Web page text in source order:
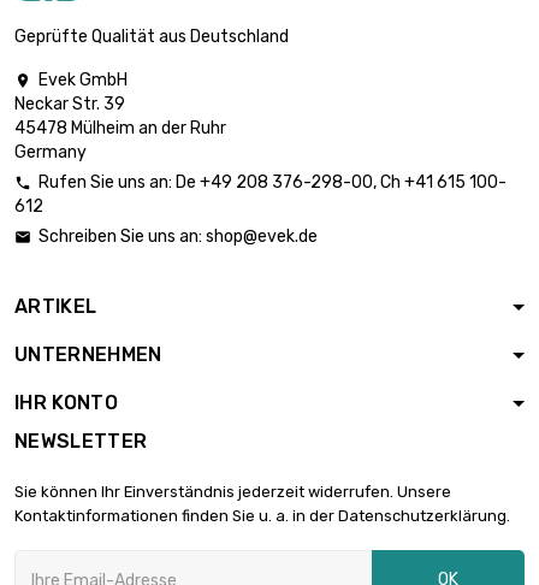
Durchmesser :
25mm (≈63/64
981,39 €
Länge : 1 Meter x 5
st/pc
26mm (≈1.023
Länge : 1 Meter x 5
27mm (≈1.06 inch)
Länge : 1 Meter x 5
Durchmesser :
28mm (≈1.1024
inch)
Länge : 1 Meter x 5
st/pc

Geprüfte Qualität aus Deutschland

Evek GmbH
Neckar Str. 39
45478 Mülheim an der Ruhr
Germany
 Rufen Sie uns an: De +49 208 376-298-00, Ch +41 615 100-
612
 Schreiben Sie uns an: shop@evek.de
ARTIKEL
UNTERNEHMEN
IHR KONTO
NEWSLETTER
Sie können Ihr Einverständnis jederzeit widerrufen. Unsere
Kontaktinformationen finden Sie u. a. in der Datenschutzerklärung.
OK